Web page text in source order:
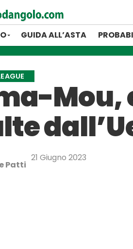
GUIDA ALL’ASTA
Mou,
Patti
21 Giugno 2023